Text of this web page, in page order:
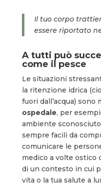
Il tuo corpo
essere riportato
A tutti può
come il pesce
Le situazioni
la ritenzione idrica
fuori dall’acqua) sono
ospedale, per
ambiente
sempre facili da
comunicare le
medico a volte ostico
di un contesto in cui
vita o la tua salute a